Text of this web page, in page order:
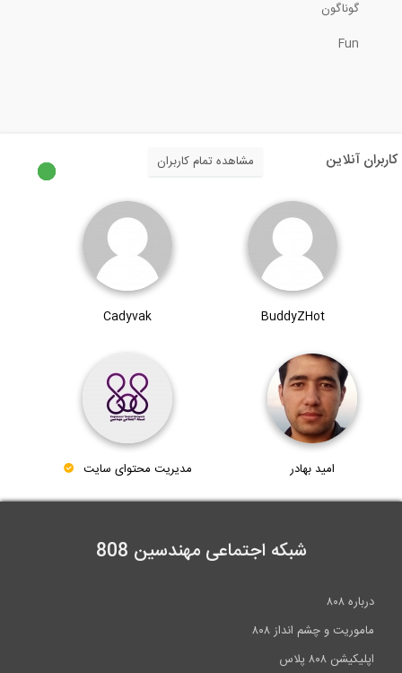
12:25
نکاتی از ناپایداری سازه های فضاکار از...
تحلیل سازه، روش مقطع (ترجمه و دوبله...
گوناگون
Fun
کاربران آنلاین مشاهده تمام کاربران
BuddyZHot
Cadyvak
امید بهادر مدیریت محتوای سایت
شبکه اجتماعی مهندسین 808
درباره ۸۰۸
ماموریت و چشم انداز ۸۰۸
اپلیکیشن ۸۰۸ پلاس